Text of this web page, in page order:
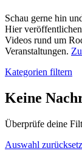
Schau gerne hin
Hier
Videos rund um
Veranstaltungen.
Kategorien filtern
Keine
Überprüfe deine
Auswahl